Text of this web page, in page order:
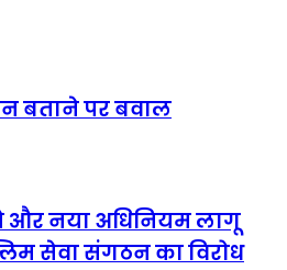
बताने पर बवाल
और नया अधिनियम लागू
सेवा संगठन का विरोध